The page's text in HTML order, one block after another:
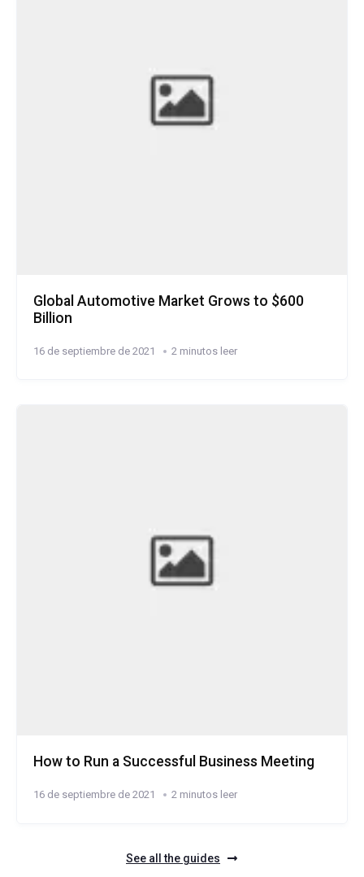
Global Automotive Market Grows to $600
Billion
16 de septiembre de 2021 2 minutos leer
How to Run a Successful Business Meeting
16 de septiembre de 2021 2 minutos leer
See all the guides